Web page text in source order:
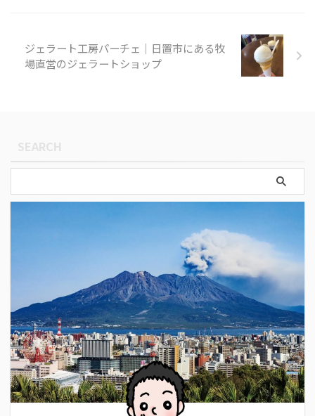
ジェラート工房パーチェ｜日置市にある牧
場直営のジェラートショップ